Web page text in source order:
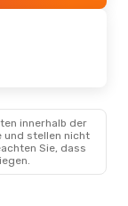
innerhalb der
und stellen nicht
Sie, dass